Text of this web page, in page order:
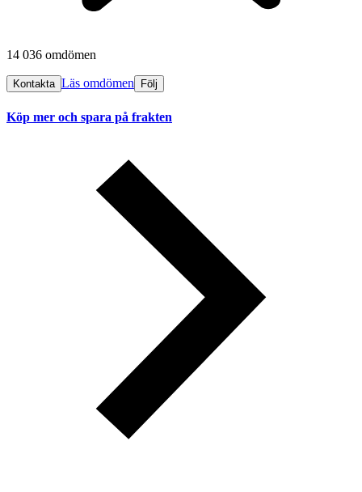
14 036 omdömen
Kontakta Läs omdömen Följ
Köp mer och spara på frakten